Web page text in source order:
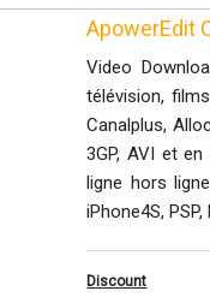
ApowerEdit
Video
télévision,
Canalplus,
3GP, AVI et
ligne hors
iPhone4S,
Discount